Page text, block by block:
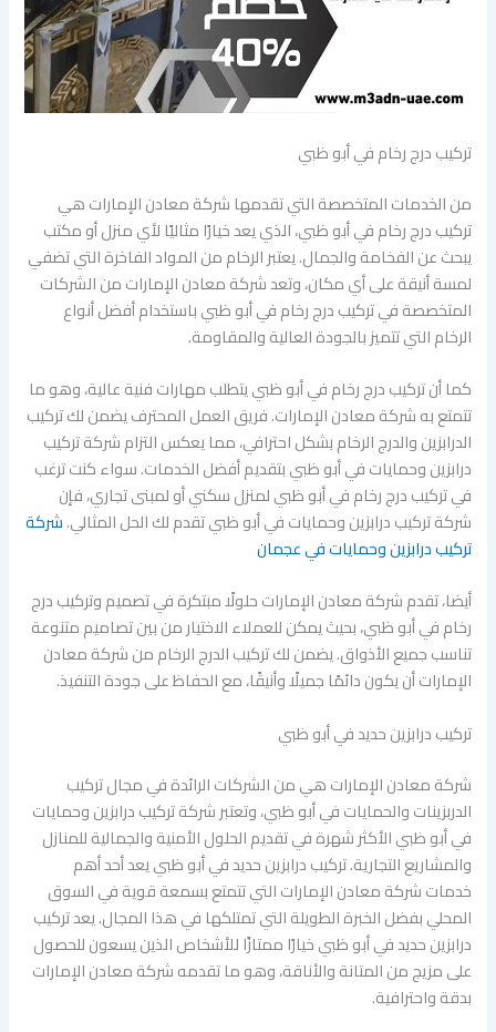
تركيب درج رخام في أبو ظبي
من الخدمات المتخصصة التي تقدمها شركة معادن الإمارات هي
تركيب درج رخام في أبو ظبي، الذي يعد خيارًا مثاليًا لأي منزل أو مكتب
يبحث عن الفخامة والجمال. يعتبر الرخام من المواد الفاخرة التي تضفي
لمسة أنيقة على أي مكان، وتعد شركة معادن الإمارات من الشركات
المتخصصة في تركيب درج رخام في أبو ظبي باستخدام أفضل أنواع
الرخام التي تتميز بالجودة العالية والمقاومة.
كما أن تركيب درج رخام في أبو ظبي يتطلب مهارات فنية عالية، وهو ما
تتمتع به شركة معادن الإمارات. فريق العمل المحترف يضمن لك تركيب
الدرابزين والدرج الرخام بشكل احترافي، مما يعكس التزام شركة تركيب
درابزين وحمايات في أبو ظبي بتقديم أفضل الخدمات. سواء كنت ترغب
في تركيب درج رخام في أبو ظبي لمنزل سكني أو لمبنى تجاري، فإن
شركة تركيب درابزين وحمايات في أبو ظبي تقدم لك الحل المثالي.شركة
تركيب درابزين وحمايات في عجمان
أيضا، تقدم شركة معادن الإمارات حلولًا مبتكرة في تصميم وتركيب درج
رخام في أبو ظبي، بحيث يمكن للعملاء الاختيار من بين تصاميم متنوعة
تناسب جميع الأذواق. يضمن لك تركيب الدرج الرخام من شركة معادن
الإمارات أن يكون دائمًا جميلًا وأنيقًا، مع الحفاظ على جودة التنفيذ.
تركيب درابزين حديد في أبو ظبي
شركة معادن الإمارات هي من الشركات الرائدة في مجال تركيب
الدربزينات والحمايات في أبو ظبي، وتعتبر شركة تركيب درابزين وحمايات
في أبو ظبي الأكثر شهرة في تقديم الحلول الأمنية والجمالية للمنازل
والمشاريع التجارية. تركيب درابزين حديد في أبو ظبي يعد أحد أهم
خدمات شركة معادن الإمارات التي تتمتع بسمعة قوية في السوق
المحلي بفضل الخبرة الطويلة التي تمتلكها في هذا المجال. يعد تركيب
درابزين حديد في أبو ظبي خيارًا ممتازًا للأشخاص الذين يسعون للحصول
على مزيج من المتانة والأناقة، وهو ما تقدمه شركة معادن الإمارات
بدقة واحترافية.